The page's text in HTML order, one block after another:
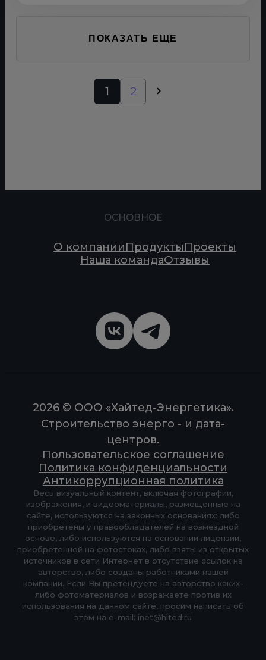
ПОКАЗАТЬ ЕЩЕ
1 2
ОСНОВНОЕ
О компанииПродуктыПроекты
Наша командаОтзывы
2026 © ООО «Хайтед-Энергетика».
Строительство энерго - и дата-
центров.
Пользовательское соглашение
Политика конфиденциальности
Антикоррупционная политика
Весь визуальный контент, включая фотографии,
изображения, и видеоматериалы, размещенные на
сайте, используются на законных основаниях: либо
приобретены у правообладателей на возмездной
основе, либо используются на основании лицензии,
приобретенной на фотостоках, либо взяты из открытых
источников в сети Интернет в отсутствие ссылок на
авторство, либо созданы работниками нашей
компании. Если Вы претендуете на авторство каких-
либо фотоматериалов и возражаете против их
использования на данном сайте, просим написать об
этом на e-mail: inet@hited.ru